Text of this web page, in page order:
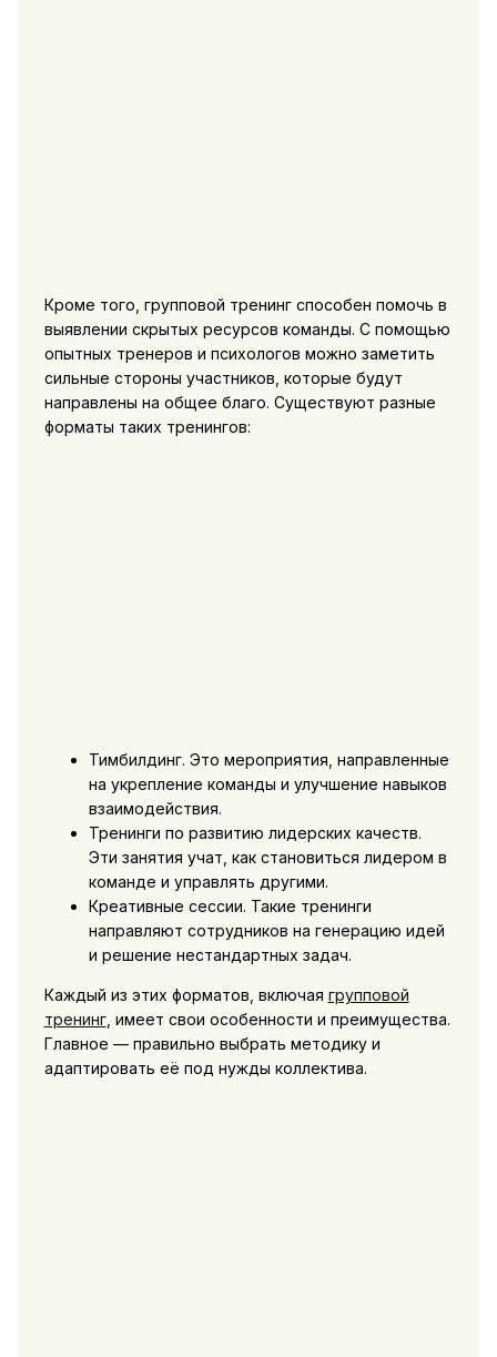
Кроме того, групповой тренинг способен помочь в
выявлении скрытых ресурсов команды. С помощью
опытных тренеров и психологов можно заметить
сильные стороны участников, которые будут
направлены на общее благо. Существуют разные
форматы таких тренингов:
Тимбилдинг. Это мероприятия, направленные
на укрепление команды и улучшение навыков
взаимодействия.
Тренинги по развитию лидерских качеств.
Эти занятия учат, как становиться лидером в
команде и управлять другими.
Креативные сессии. Такие тренинги
направляют сотрудников на генерацию идей
и решение нестандартных задач.
Каждый из этих форматов, включая групповой
тренинг, имеет свои особенности и преимущества.
Главное — правильно выбрать методику и
адаптировать её под нужды коллектива.